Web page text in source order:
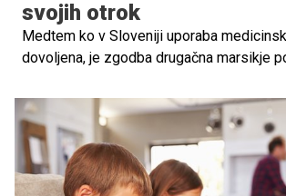
svojih otrok
Medtem ko v Sloveniji uporaba
dovoljena, je zgodba drugačna marsikje
dveh otrok, ki je na družbenih omrežjih
pa tudi odobravanja, ko je priznala, da kadi
zaradi svojih otrok.